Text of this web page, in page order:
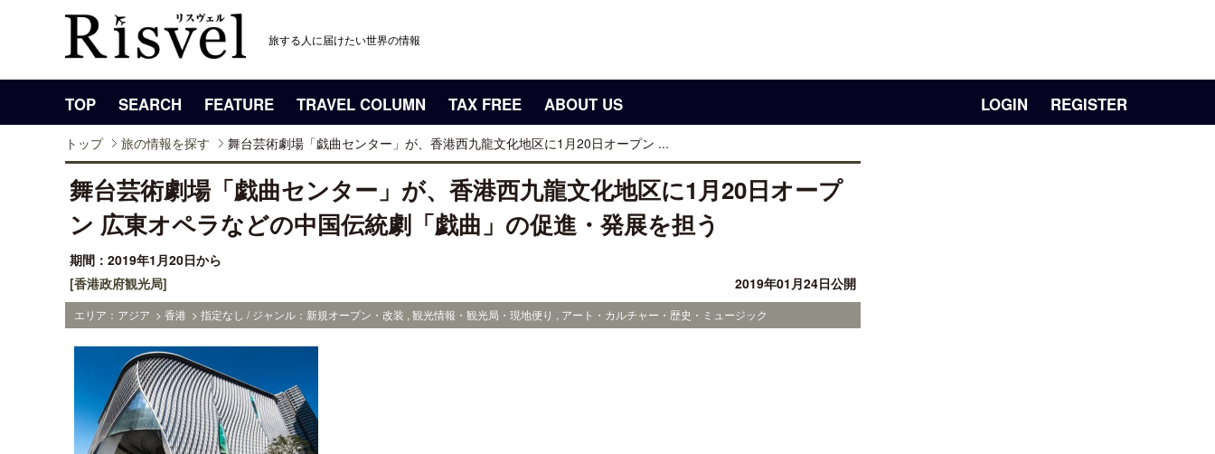
旅する人に届けたい世界の情報
TOP SEARCH FEATURE TRAVEL COLUMN TAX FREE ABOUT US LOGIN REGISTER
トップ 旅の情報を探す 舞台芸術劇場「戯曲センター」が、香港西九龍文化地区に1月20日オープン ...
舞台芸術劇場「戯曲センター」が、香港西九龍文化地区に1月20日オープ
ン 広東オペラなどの中国伝統劇「戯曲」の促進・発展を担う
期間：2019年1月20日から
[香港政府観光局]
2019年01月24日公開
エリア：アジア > 香港 > 指定なし / ジャンル：新規オープン・改装 , 観光情報・観光局・現地便り , アート・カルチャー・歴史・ミュージック